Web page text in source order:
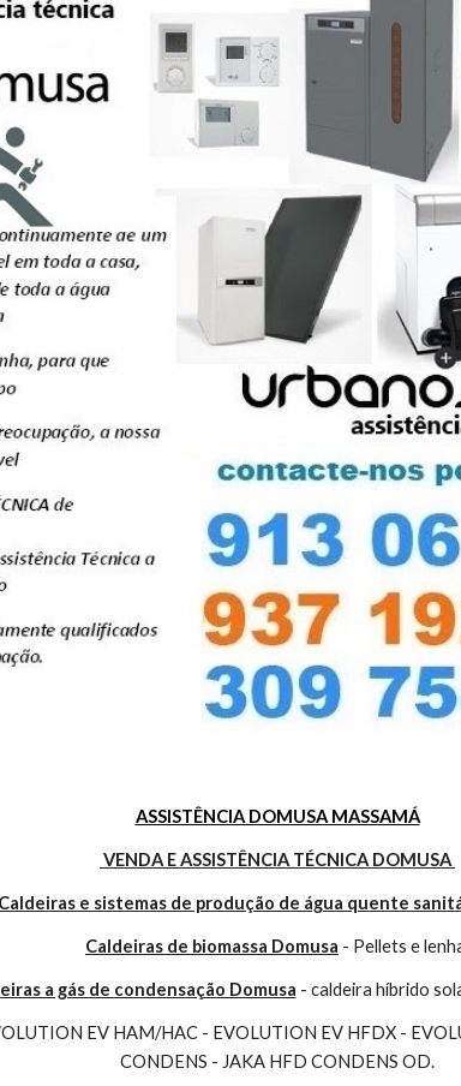
ASSISTÊNCIA DOMUSA MASSAMÁ
VENDA E ASSISTÊNCIA TÉCNICA DOMUSA
Caldeiras e sistemas de produção de água quente
Caldeiras de biomassa Domusa - Pellets e
a gás de condensação Domusa - caldeira híbrido
EV HAM/HAC - EVOLUTION EV HFDX -
CONDENS - JAKA HFD CONDENS OD.